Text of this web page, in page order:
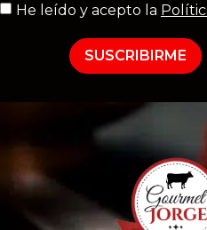
He leído y acepto la
SUSCRIBIRME